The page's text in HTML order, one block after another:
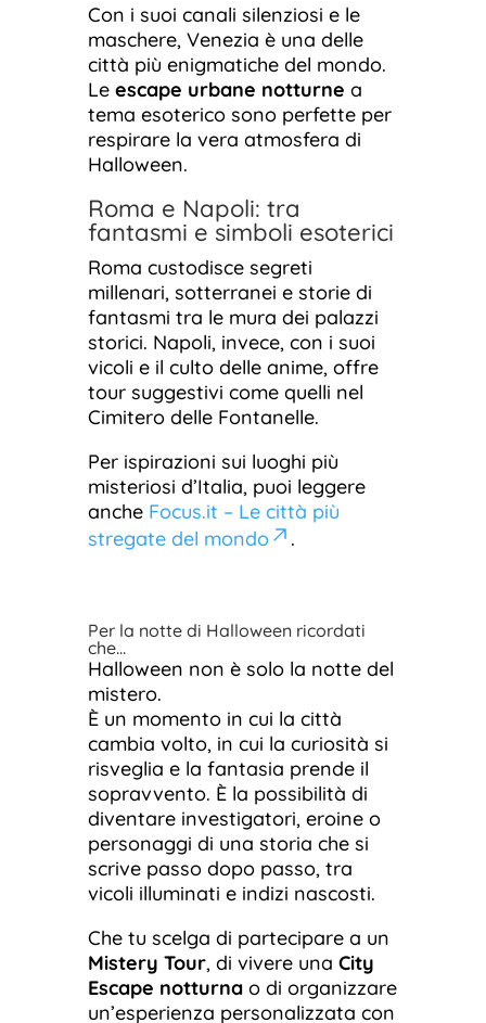
Con i suoi canali silenziosi e le
maschere, Venezia è una delle
città più enigmatiche del mondo.
Le escape urbane notturne a
tema esoterico sono perfette per
respirare la vera atmosfera di
Halloween.
Roma e Napoli: tra
fantasmi e simboli esoterici
Roma custodisce segreti
millenari, sotterranei e storie di
fantasmi tra le mura dei palazzi
storici. Napoli, invece, con i suoi
vicoli e il culto delle anime, offre
tour suggestivi come quelli nel
Cimitero delle Fontanelle.
Per ispirazioni sui luoghi più
misteriosi d’Italia, puoi leggere
anche Focus.it – Le città più
stregate del mondo
.
Per la notte di Halloween ricordati
che…
Halloween non è solo la notte del
mistero.
È un momento in cui la città
cambia volto, in cui la curiosità si
risveglia e la fantasia prende il
sopravvento. È la possibilità di
diventare investigatori, eroine o
personaggi di una storia che si
scrive passo dopo passo, tra
vicoli illuminati e indizi nascosti.
Che tu scelga di partecipare a un
Mistery Tour, di vivere una City
Escape notturnao di organizzare
un’esperienza personalizzata con